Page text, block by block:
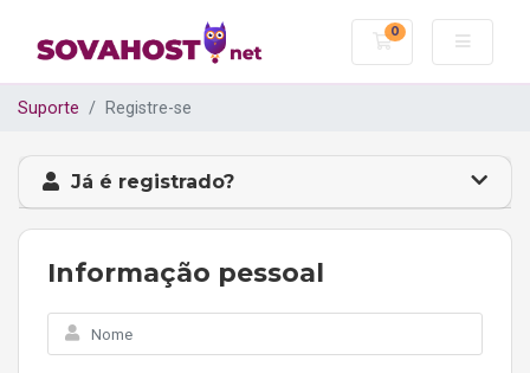
0
Carrinho de
Suporte Registre-se
Já é registrado?
Informação pessoal